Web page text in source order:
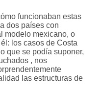
funcionaban estas
dos países con
modelo mexicano, o
los casos de Costa
que se podía suponer,
, nos
las estructuras de